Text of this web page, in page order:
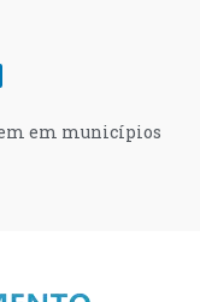
em municípios